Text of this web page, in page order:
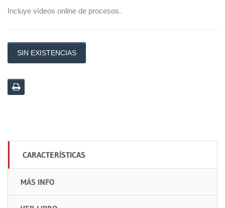
Incluye vídeos online de procesos.
SIN EXISTENCIAS
CARACTERÍSTICAS
MÁS INFO